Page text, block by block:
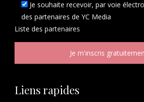
Je souhaite recevoir, par voie
des partenaires de YC Media
Liste des partenaires
Liens rapides